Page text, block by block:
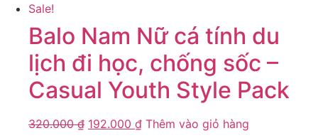
Sale!
Balo Nam Nữ cá tính du
lịch đi học, chống sốc –
Casual Youth Style Pack
320.000₫ 192.000 ₫ Thêm vào giỏ hàng